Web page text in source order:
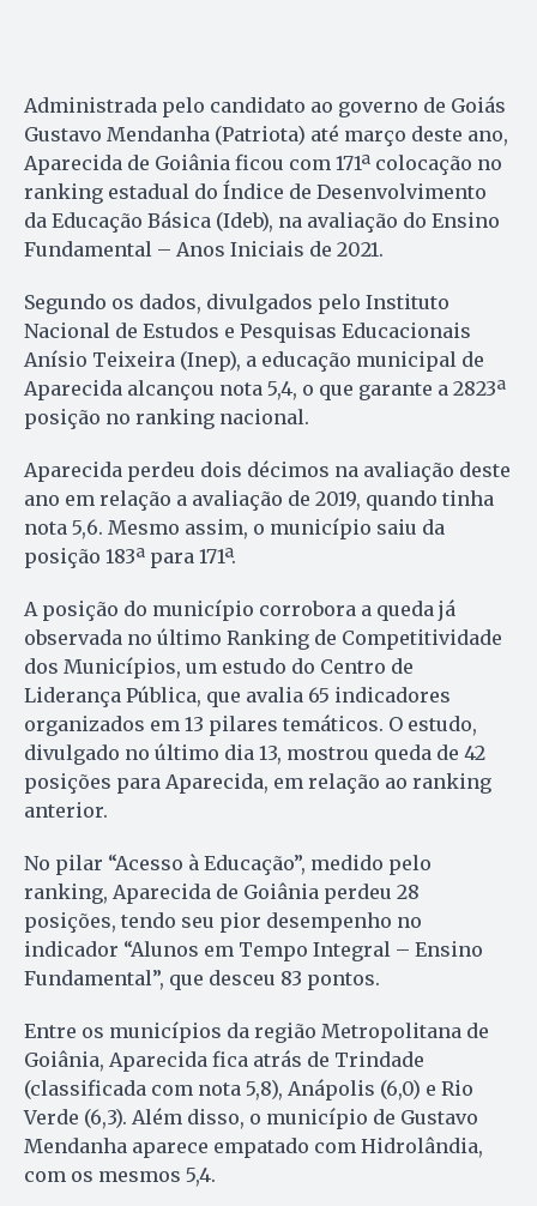
Administrada pelo candidato ao governo de Goiás
Gustavo Mendanha (Patriota) até março deste ano,
Aparecida de Goiânia ficou com 171ª colocação no
ranking estadual do Índice de Desenvolvimento
da Educação Básica (Ideb), na avaliação do Ensino
Fundamental – Anos Iniciais de 2021.
Segundo os dados, divulgados pelo Instituto
Nacional de Estudos e Pesquisas Educacionais
Anísio Teixeira (Inep), a educação municipal de
Aparecida alcançou nota 5,4, o que garante a 2823ª
posição no ranking nacional.
Aparecida perdeu dois décimos na avaliação deste
ano em relação a avaliação de 2019, quando tinha
nota 5,6. Mesmo assim, o município saiu da
posição 183ª para 171ª.
A posição do município corrobora a queda já
observada no último Ranking de Competitividade
dos Municípios, um estudo do Centro de
Liderança Pública, que avalia 65 indicadores
organizados em 13 pilares temáticos. O estudo,
divulgado no último dia 13, mostrou queda de 42
posições para Aparecida, em relação ao ranking
anterior.
No pilar “Acesso à Educação”, medido pelo
ranking, Aparecida de Goiânia perdeu 28
posições, tendo seu pior desempenho no
indicador “Alunos em Tempo Integral – Ensino
Fundamental”, que desceu 83 pontos.
Entre os municípios da região Metropolitana de
Goiânia, Aparecida fica atrás de Trindade
(classificada com nota 5,8), Anápolis (6,0) e Rio
Verde (6,3). Além disso, o município de Gustavo
Mendanha aparece empatado com Hidrolândia,
com os mesmos 5,4.